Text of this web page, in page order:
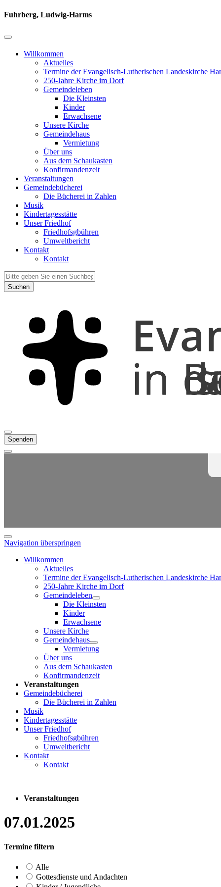
Fuhrberg, Ludwig-Harms
Willkommen
Aktuelles
Termine der Evangelisch-Lutherischen Landeskirche
250-Jahre Kirche im Dorf
Gemeindeleben
Die Kleinsten
Kinder
Erwachsene
Unsere Kirche
Gemeindehaus
Vermietung
Über uns
Aus dem Schaukasten
Konfirmandenzeit
Veranstaltungen
Gemeindebücherei
Die Bücherei in Zahlen
Musik
Kindertagesstätte
Unser Friedhof
Friedhofsgbühren
Umweltbericht
Kontakt
Kontakt
Suchen
Spenden
Navigation überspringen
Willkommen
Aktuelles
Termine der Evangelisch-Lutherischen Landeskirche
250-Jahre Kirche im Dorf
Gemeindeleben
Die Kleinsten
Kinder
Erwachsene
Unsere Kirche
Gemeindehaus
Vermietung
Über uns
Aus dem Schaukasten
Konfirmandenzeit
Veranstaltungen
Gemeindebücherei
Die Bücherei in Zahlen
Musik
Kindertagesstätte
Unser Friedhof
Friedhofsgbühren
Umweltbericht
Kontakt
Kontakt
Veranstaltungen
07.01.2025
Termine filtern
Alle
Gottesdienste und Andachten